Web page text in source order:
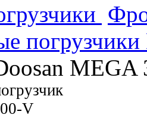
погрузчики
MEGA